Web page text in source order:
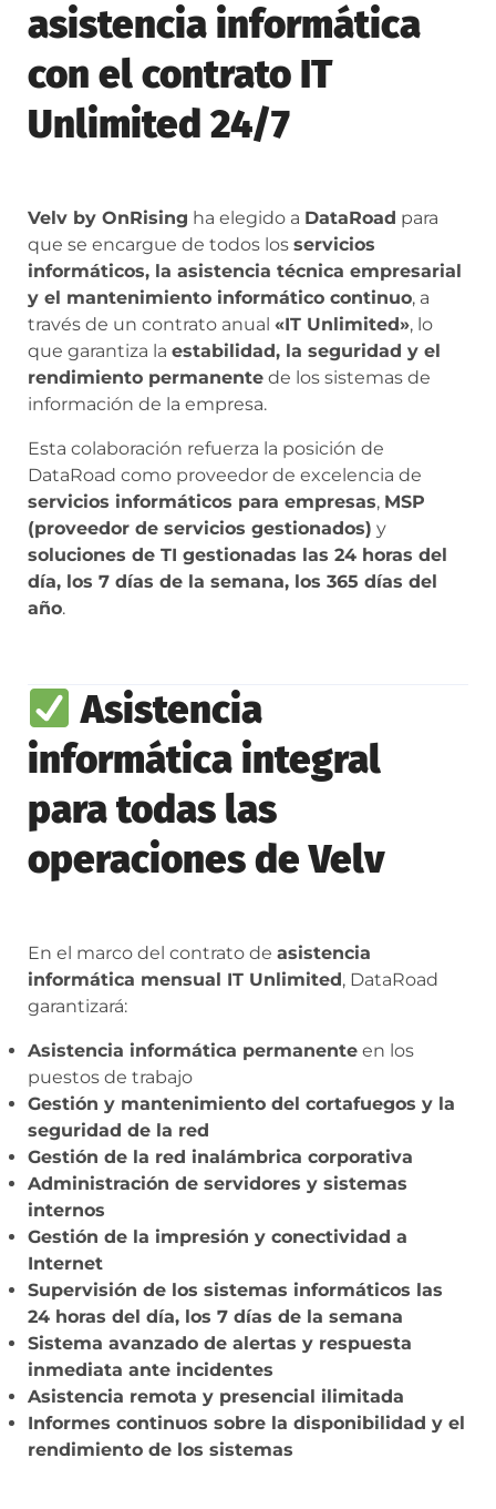
asistencia informática
con el contrato IT
Unlimited 24/7
Velv by OnRising ha elegido a DataRoad para
que se encargue de todos los servicios
informáticos, la asistencia técnica empresarial
y el mantenimiento informático continuo, a
través de un contrato anual «IT Unlimited», lo
que garantiza la estabilidad, la seguridad y el
rendimiento permanente de los sistemas de
información de la empresa.
Esta colaboración refuerza la posición de
DataRoad como proveedor de excelencia de
servicios informáticos para empresas, MSP
(proveedor de servicios gestionados) y
soluciones de TI gestionadas las 24 horas del
día, los 7 días de la semana, los 365 días del
año.
Asistencia
informática integral
para todas las
operaciones de Velv
En el marco del contrato de asistencia
informática mensual IT Unlimited , DataRoad
garantizará:
Asistencia informática permanente en los
puestos de trabajo
Gestión y mantenimiento del cortafuegos y la
seguridad de la red
Gestión de la red inalámbrica corporativa
Administración de servidores y sistemas
internos
Gestión de la impresión y conectividad a
Internet
Supervisión de los sistemas informáticos las
24 horas del día, los 7 días de la semana
Sistema avanzado de alertas y respuesta
inmediata ante incidentes
Asistencia remota y presencial ilimitada
Informes continuos sobre la disponibilidad y el
rendimiento de los sistemas